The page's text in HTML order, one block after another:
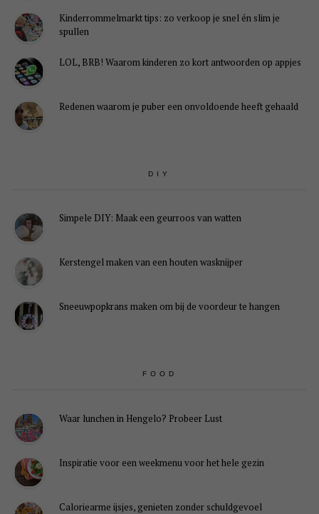
Kinderrommelmarkt tips: zo verkoop je snel én slim je
spullen
LOL, BRB! Waarom kinderen zo kort antwoorden op appjes
Redenen waarom je puber een onvoldoende heeft gehaald
DIY
Simpele DIY: Maak een geurroos van watten
Kerstengel maken van een houten wasknijper
Sneeuwpopkrans maken om bij de voordeur te hangen
FOOD
Waar lunchen in Hengelo? Probeer Lust
Inspiratie voor een weekmenu voor het hele gezin
Caloriearme ijsjes, genieten zonder schuldgevoel